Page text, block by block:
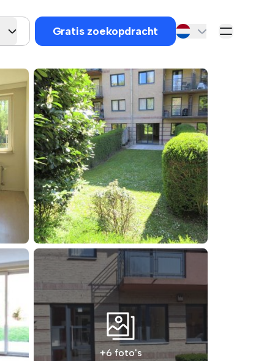
Gratis zoekopdracht
+6 foto's